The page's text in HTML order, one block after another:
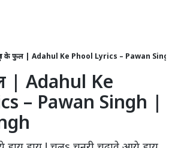
के फुल | Adahul Ke Phool Lyrics – Pawan
| Adahul Ke
– Pawan Singh |